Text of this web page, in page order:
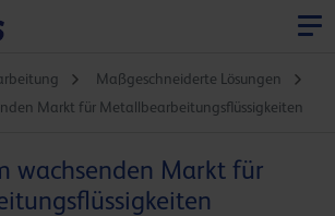
Maßgeschneiderte Lösungen
Markt für Metallbearbeitungsflüssigkeiten
wachsenden Markt für